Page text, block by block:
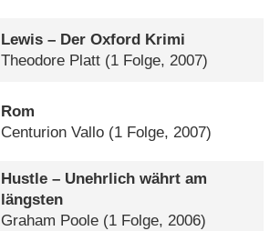
Lewis – Der Oxford Krimi
Theodore Platt (1 Folge, 2007)
Rom
Centurion Vallo (1 Folge, 2007)
Hustle – Unehrlich währt am
längsten
Graham Poole (1 Folge, 2006)